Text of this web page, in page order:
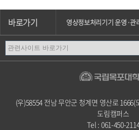
바로가기 영상정보처리기기 운영·관
이메일무단수집거부
(우)58554 전남 무안군 청계면 영산로
도림캠퍼스
Tel : 061-450-